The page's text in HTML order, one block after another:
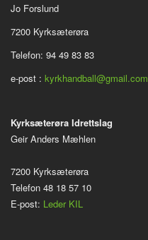
Jo Forslund
7200 Kyrksæterøra
Telefon: 94 49 83 83
e-post : kyrkhandball@gmail.com
Kyrksæterøra Idrettslag
Geir Anders Mæhlen
7200 Kyrksæterøra
Telefon 48 18 57 10
E-post: Leder KIL